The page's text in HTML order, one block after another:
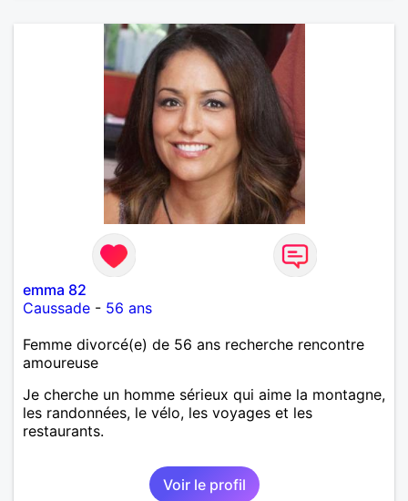
emma 82
Caussade - 56 ans
Femme divorcé(e) de 56 ans recherche rencontre
amoureuse
Je cherche un homme sérieux qui aime la montagne,
les randonnées, le vélo, les voyages et les
restaurants.
Voir le profil